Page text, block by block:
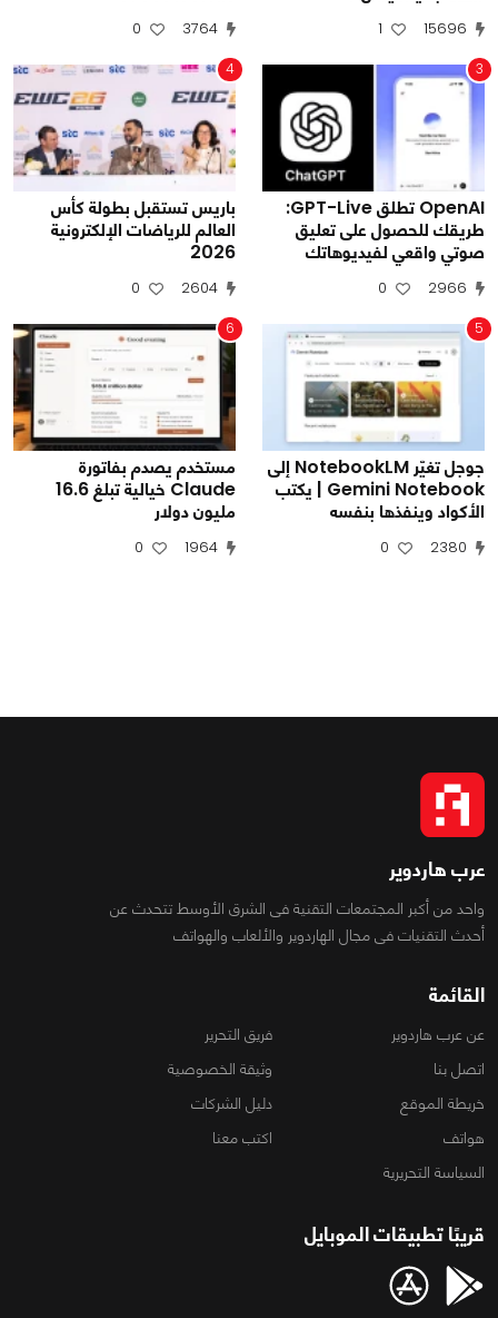
15696
1
3764
0
3
OpenAI تطلق GPT-Live:
طريقك للحصول على تعليق
صوتي واقعي لفيديوهاتك
2966
0
4
باريس تستقبل بطولة كأس
العالم للرياضات الإلكترونية
2026
2604
0
5
جوجل تغيّر NotebookLM إلى
Gemini Notebook | يكتب
الأكواد وينفذها بنفسه
2380
0
6
مستخدم يصدم بفاتورة
Claude خيالية تبلغ 16.6
مليون دولار
1964
0
عرب هاردوير
واحد من أكبر المجتمعات التقنية فى الشرق الأوسط تتحدث عن
أحدث التقنيات فى مجال الهاردوير والألعاب والهواتف
القائمة
عن عرب هاردوير
فريق التحرير
اتصل بنا
وثيقة الخصوصية
خريطة الموقع
دليل الشركات
هواتف
اكتب معنا
السياسة التحريرية
قريبًا تطبيقات الموبايل